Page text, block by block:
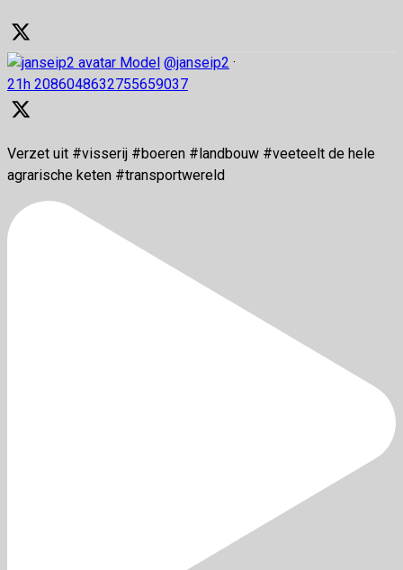
Model @janseip2 ·
21h 2086048632755659037
Verzet uit #visserij #boeren #landbouw #veeteelt de hele
agrarische keten #transportwereld